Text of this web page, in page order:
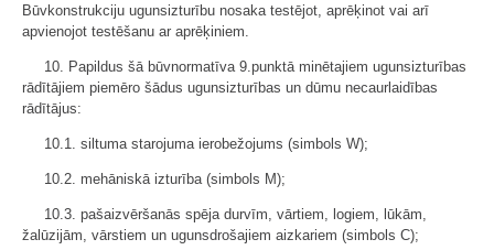
Būvkonstrukciju ugunsizturību nosaka testējot, aprēķinot vai arī
apvienojot testēšanu ar aprēķiniem.
10. Papildus šā būvnormatīva 9.punktā minētajiem ugunsizturības
rādītājiem piemēro šādus ugunsizturības un dūmu necaurlaidības
rādītājus:
10.1. siltuma starojuma ierobežojums (simbols W);
10.2. mehāniskā izturība (simbols M);
10.3. pašaizvēršanās spēja durvīm, vārtiem, logiem, lūkām,
žalūzijām, vārstiem un ugunsdrošajiem aizkariem (simbols C);